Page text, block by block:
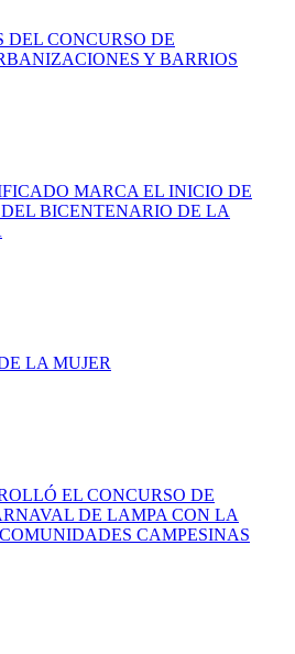
DEL CONCURSO DE
Y BARRIOS
MARCA EL INICIO DE
BICENTENARIO DE LA
LA MUJER
EL CONCURSO DE
DE LAMPA CON LA
CAMPESINAS